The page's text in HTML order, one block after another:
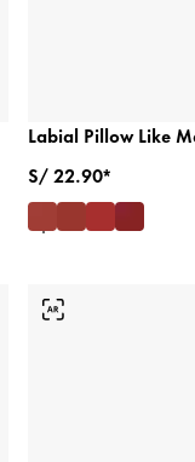
Labial Pillow Like
S/ 22.90*